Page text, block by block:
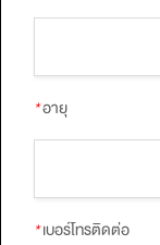
*อายุ
*เบอร์โทรติดต่อ